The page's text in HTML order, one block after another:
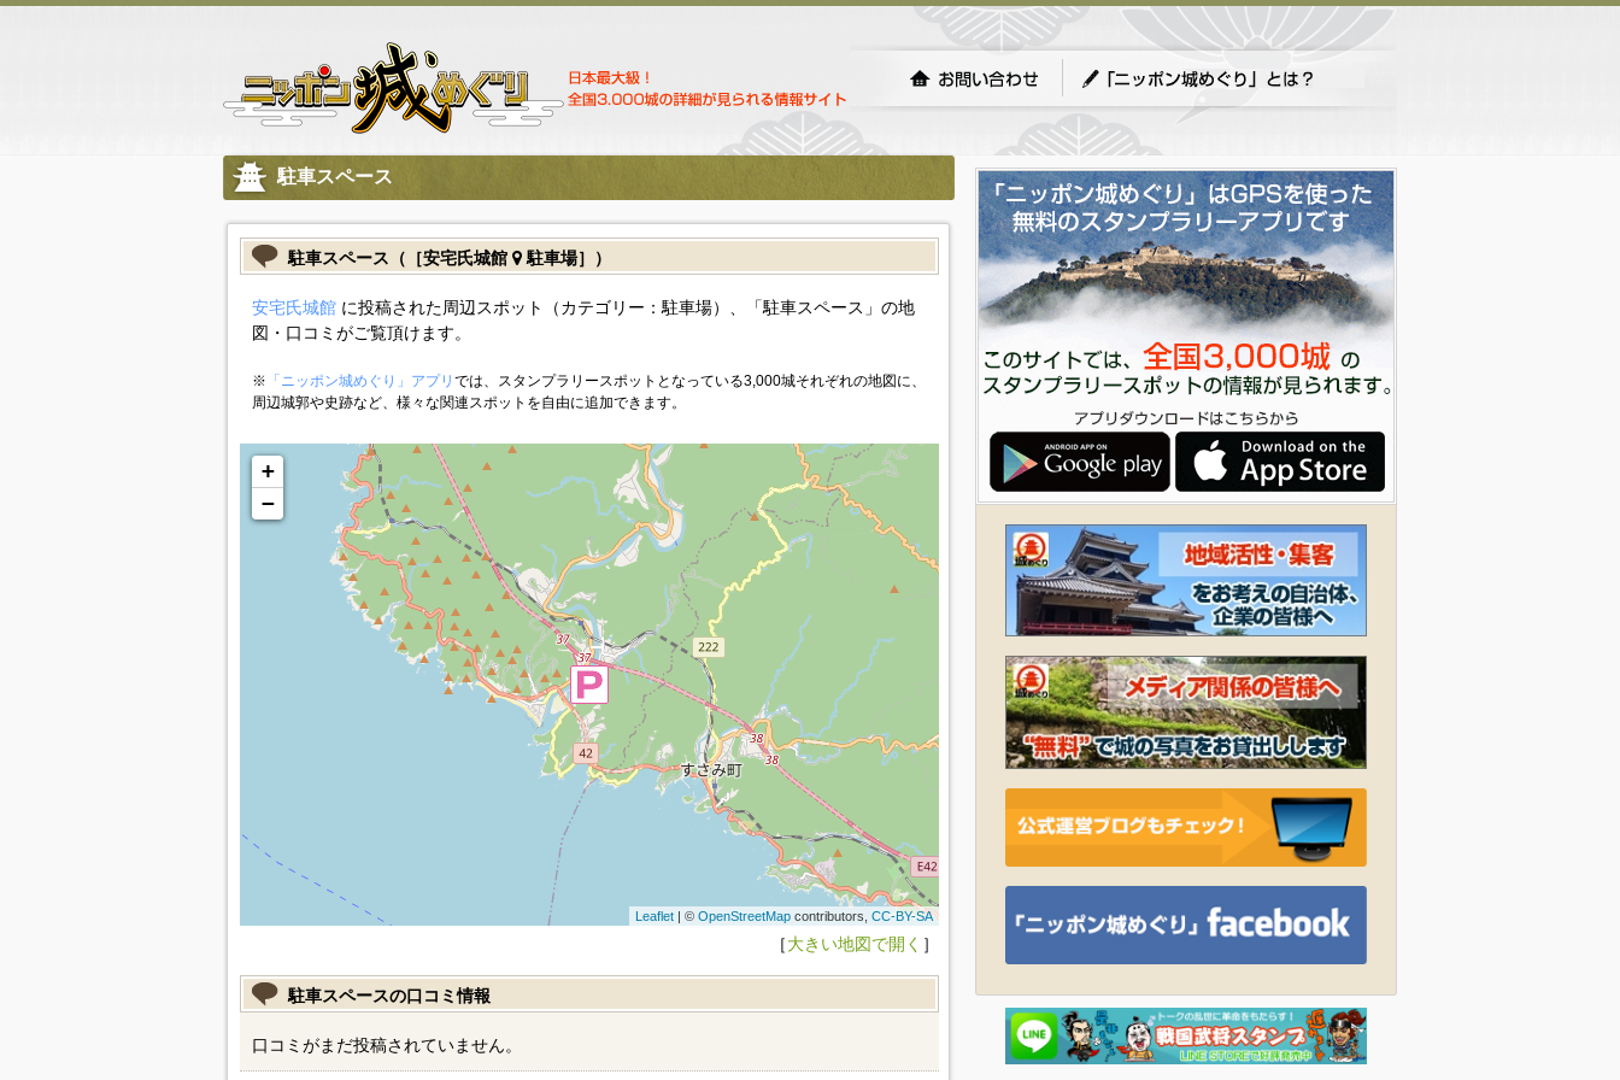
駐車スペース
駐車スペース（［安宅氏城館 駐車場］）
安宅氏城館に投稿された周辺スポット（カテゴリー：駐車場）、「駐車スペース」の地
図・口コミがご覧頂けます。
※ 「ニッポン城めぐり」アプリ では、スタンプラリースポットとなっている3,000城それぞれの地図に、
周辺城郭や史跡など、様々な関連スポットを自由に追加できます。
+
−
Leaflet| © OpenStreetMapcontributors, CC-BY-SA
［大きい地図で開く ］
駐車スペースの口コミ情報
口コミがまだ投稿されていません。